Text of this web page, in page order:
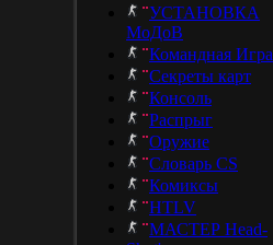
УСТАНОВКА
МоДоВ
Командная Игра
Секреты карт
Консоль
Распрыг
Оружие
Словарь CS
Комиксы
HTLV
МАСТЕР Head-